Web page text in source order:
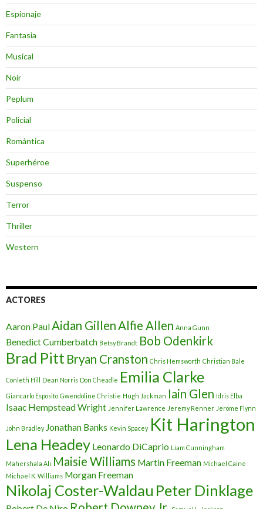
Espionaje
Fantasia
Musical
Noir
Peplum
Policial
Romántica
Superhéroe
Suspenso
Terror
Thriller
Western
ACTORES
Aaron PaulAidan GillenAlfie Allen Anna Gunn
Benedict Cumberbatch Betsy Brandt Bob Odenkirk
Brad Pitt Bryan Cranston Chris Hemsworth Christian Bale
Conleth Hill Dean Norris Don Cheadle Emilia Clarke
Giancarlo Esposito Gwendoline Christie Hugh Jackman Iain Glen Idris Elba
Isaac Hempstead Wright Jennifer Lawrence Jeremy Renner Jerome Flynn
John Bradley Jonathan Banks Kevin Spacey Kit Harington
Lena Headey Leonardo DiCaprio Liam Cunningham
Mahershala Ali Maisie Williams Martin Freeman Michael Caine
Michael K. Williams Morgan Freeman
Nikolaj Coster-Waldau Peter Dinklage